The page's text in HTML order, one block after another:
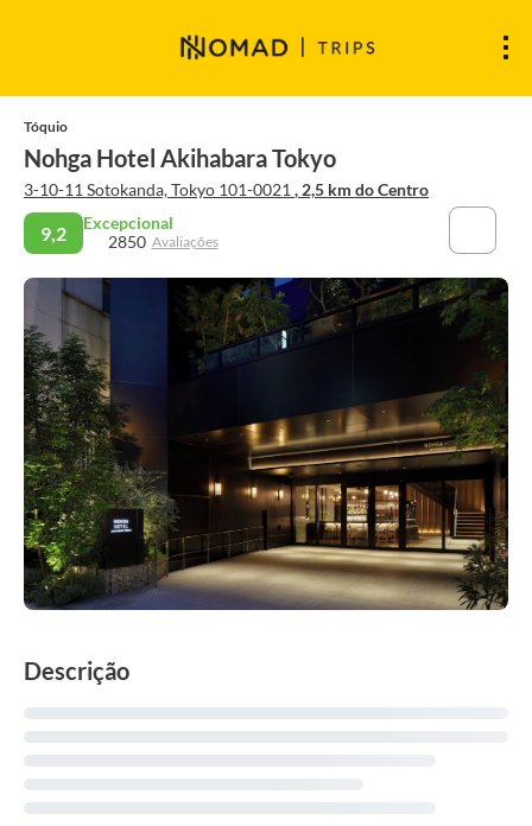
Tóquio
Nohga Hotel Akihabara Tokyo
3-10-11 Sotokanda, Tokyo 101-0021 , 2,5 km do Centro
9,2
Excepcional
2850 Avaliações
Descrição